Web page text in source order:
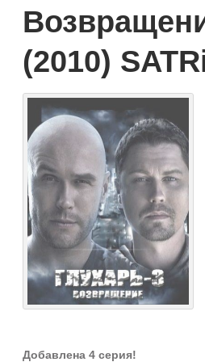
(2010)
Добавлена 4 серия!